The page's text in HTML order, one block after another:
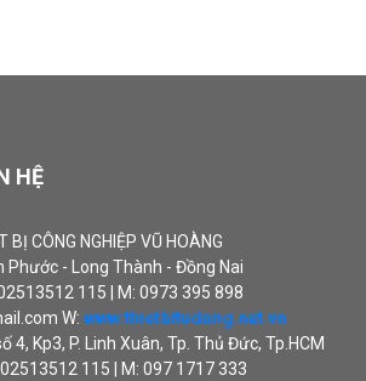
HỆ
BỊ CÔNG NGHIỆP VŨ HOÀNG
Phước - Long Thành - Đồng Nai
115 | M: 0973 395 898
W: www.thietbitudong.net.vn
4, Kp3, P. Linh Xuân, Tp. Thủ Đức, Tp.HCM
115 | M: 097 1717 333